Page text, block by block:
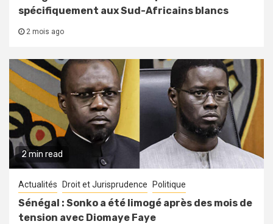
spécifiquement aux Sud-Africains blancs
2 mois ago
2 min read
Actualités Droit et Jurisprudence Politique
Sénégal : Sonko a été limogé après des mois de
tension avec Diomaye Faye